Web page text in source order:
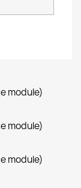
module)
module)
module)